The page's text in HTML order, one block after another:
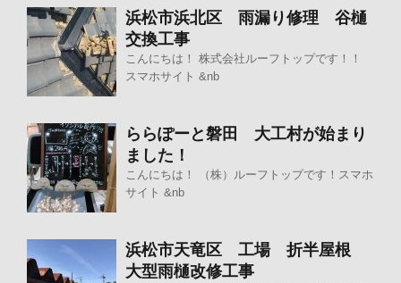
浜松市浜北区 雨漏り修理 谷樋
交換工事
こんにちは！ 株式会社ルーフトップです！！
スマホサイト &nb
ららぽーと磐田 大工村が始まり
ました！
こんにちは！ （株）ルーフトップです！スマホ
サイト &nb
浜松市天竜区 工場 折半屋根
大型雨樋改修工事